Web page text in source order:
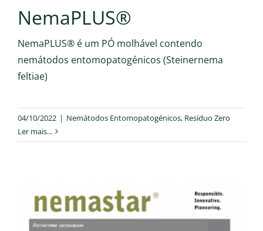
NemaPLUS®
NemaPLUS® é um PÓ molhável contendo
nemátodos entomopatogénicos (Steinernema
feltiae)
04/10/2022 | Nemátodos Entomopatogénicos, Resíduo Zero
Ler mais...